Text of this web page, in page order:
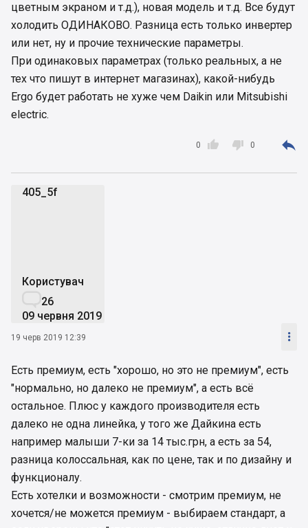
цветным экраном и т.д.), новая модель и т.д. Все будут
холодить ОДИНАКОВО. Разница есть только инвертер
или нет, ну и прочие технические параметры.
При одинаковых параметрах (только реальных, а не
тех что пишут в интернет магазинах), какой-нибудь
Ergo будет работать не хуже чем Daikin или Mitsubishi
electric.

0  0 
405_5f
Користувач
26
09 червня 2019
19 черв 2019 12:39 
Есть премиум, есть "хорошо, но это не премиум", есть
"нормально, но далеко не премиум", а есть всё
остальное. Плюс у каждого производителя есть
далеко не одна линейка, у того же Дайкина есть
например малыши 7-ки за 14 тыс.грн, а есть за 54,
разница колоссальная, как по цене, так и по дизайну и
функционалу.
Есть хотелки и возможности - смотрим премиум, не
хочется/не можется премиум - выбираем стандарт, а